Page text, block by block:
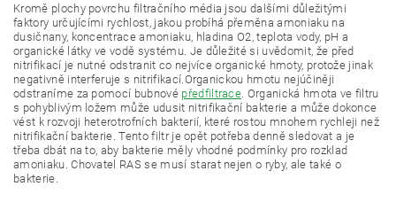
Kromě plochy povrchu filtračního média jsou dalšími důležitými
faktory určujícími rychlost, jakou probíhá přeměna amoniaku na
dusičnany, koncentrace amoniaku, hladina O2, teplota vody, pH a
organické látky ve vodě systému. Je důležité si uvědomit, že před
nitrifikací je nutné odstranit co nejvíce organické hmoty, protože jinak
negativně interferuje s nitrifikací.Organickou hmotu nejúčiněji
odstraníme za pomocí bubnové předfiltrace . Organická hmota ve filtru
s pohyblivým ložem může udusit nitrifikační bakterie a může dokonce
vést k rozvoji heterotrofních bakterií, které rostou mnohem rychleji než
nitrifikační bakterie. Tento filtr je opět potřeba denně sledovat a je
třeba dbát na to, aby bakterie měly vhodné podmínky pro rozklad
amoniaku. Chovatel RAS se musí starat nejen o ryby, ale také o
bakterie.